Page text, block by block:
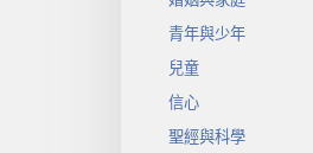
青年與少年
兒童
信心
聖經與科學